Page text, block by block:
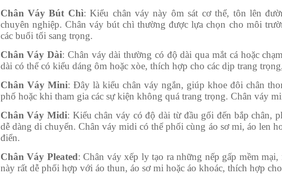
Chân Váy Bút Chì: Kiểu chân váy này ôm sát cơ thể, tôn lên
chuyên nghiệp. Chân váy bút chì thường được lựa chọn cho môi
các buổi tối sang trọng.
Chân Váy Dài: Chân váy dài thường có độ dài qua mắt cá hoặc
dài có thể có kiểu dáng ôm hoặc xòe, thích hợp cho các dịp trang
Chân Váy Mini: Đây là kiểu chân váy ngắn, giúp khoe đôi chân
phố hoặc khi tham gia các sự kiện không quá trang trọng. Chân váy
Chân Váy Midi: Kiểu chân váy có độ dài từ đầu gối đến bắp chân,
dễ dàng di chuyển. Chân váy midi có thể phối cùng áo sơ mi, áo len
điển.
Chân Váy Pleated: Chân váy xếp ly tạo ra những nếp gấp mềm
này rất dễ phối hợp với áo thun, áo sơ mi hoặc áo khoác, thích hợp